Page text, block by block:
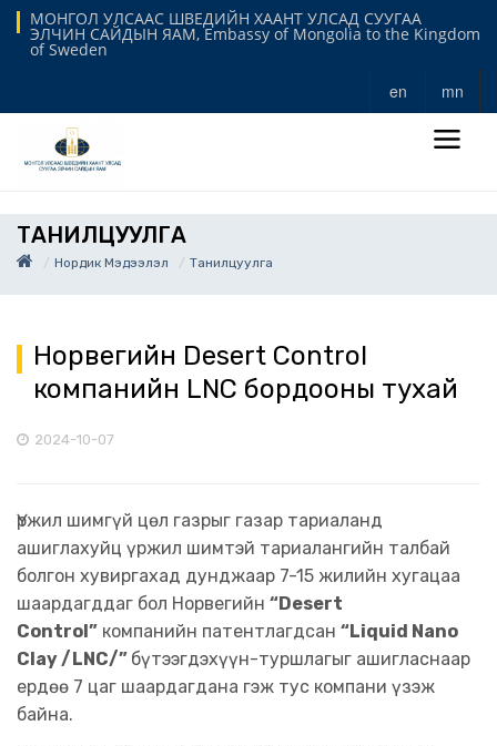
МОНГОЛ УЛСААС ШВЕДИЙН ХААНТ УЛСАД СУУГАА
ЭЛЧИН САЙДЫН ЯАМ, Embassy of Mongolia to the Kingdom
of Sweden
en mn
ТАНИЛЦУУЛГА
Нордик Мэдээлэл Танилцуулга
Норвегийн Desert Control
компанийн LNC бордооны тухай
2024-10-07
Үржил шимгүй цөл газрыг газар тариаланд
ашиглахуйц үржил шимтэй тариалангийн талбай
болгон хувиргахад дунджаар 7-15 жилийн хугацаа
шаардагддаг бол Норвегийн “Desert
Control” компанийн патентлагдсан “Liquid Nano
Clay /LNC/” бүтээгдэхүүн-туршлагыг ашигласнаар
ердөө 7 цаг шаардагдана гэж тус компани үзэж
байна.